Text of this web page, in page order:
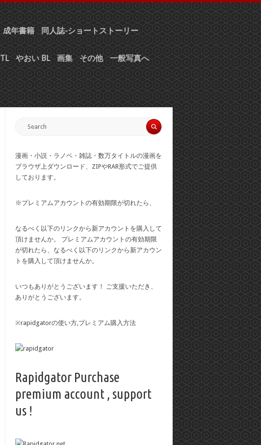
成年書籍 同人誌-ショートストーリー
TL やおい BL 画集 その他 一般写真へ
漫画・小説・ラノベ・雑誌・数万タイトルの漫画を
ブラウザ上ダウンロード、ZIPやRAR形式でご提供
しております。
※プレミアムアカウントの有効期限が切れたら、
なるべく以下のリンクから新アカウントを購入して
頂けませんか。 プレミアムアカウントの有効期限
が切れたら、なるべく以下のリンクから新アカウン
トを購入して頂けませんか。
いつもありがとうございます！ ご支援いただき、
ありがとうございます。
※rapidgatorの使い方,プレミアム購入方法
Rapidgator Purchase
premium account , support
us !